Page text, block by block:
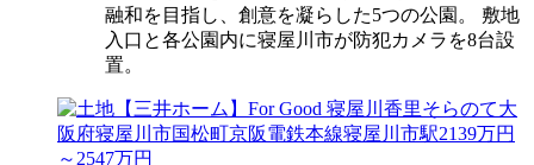
融和を目指し、創意を凝らした5つの公園。 敷地
入口と各公園内に寝屋川市が防犯カメラを8台設
置。